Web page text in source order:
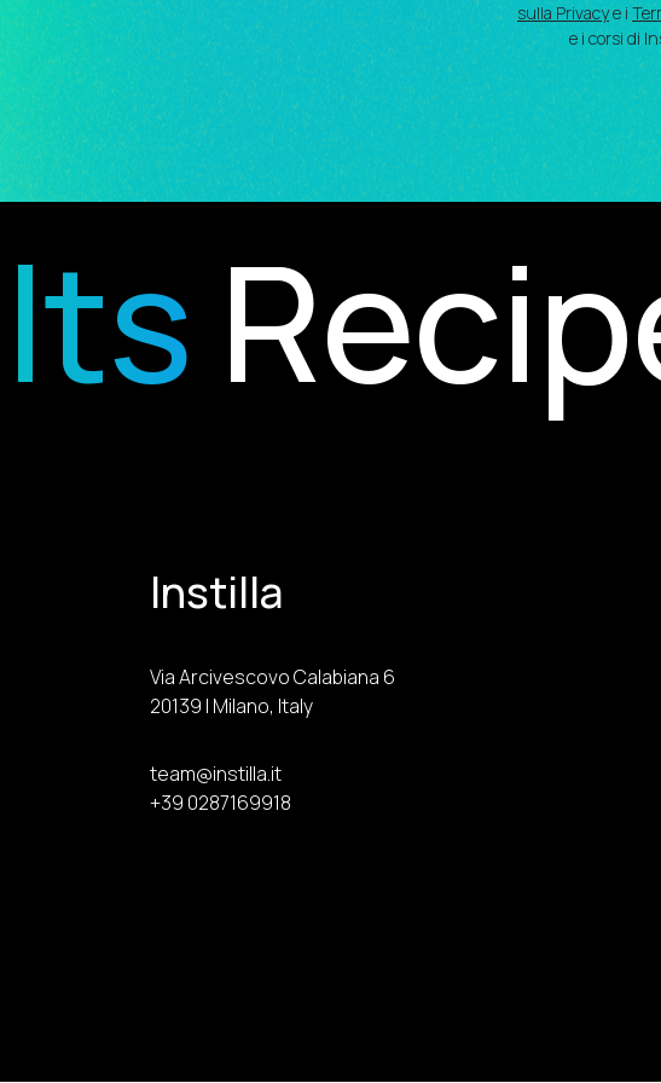
sulla Privacye i
e i corsi di
Instilla
Via Arcivescovo Calabiana 6
20139 | Milano, Italy
team@instilla.it
+39 0287169918